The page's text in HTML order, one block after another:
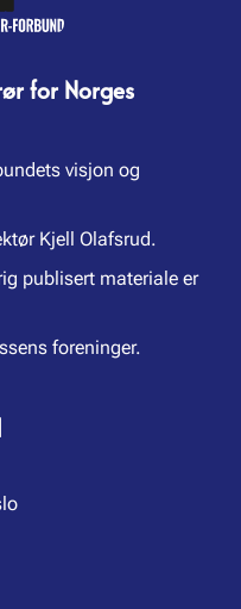
for Norges
visjon og
Kjell Olafsrud.
publisert materiale er
foreninger.